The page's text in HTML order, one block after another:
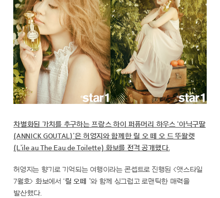
차별화된 가치를 추구하는 프랑스 하이 퍼퓨머리 하우스 ‘아닉구딸
(ANNICK GOUTAL)’은 허영지와 함께한 릴 오 떼 오 드 뚜왈렛
(L’ile au The Eau de Toilette) 화보를 전격 공개했다.
허영지는 향기로 기억되는 여행이라는 콘셉트로 진행된 <앳스타일
7월호> 화보에서 ‘릴 오떼 ’와 함께 싱그럽고 로맨틱한 매력을
발산했다.